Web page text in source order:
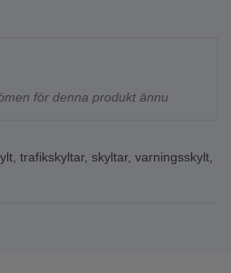
för denna produkt ännu
, trafikskyltar, skyltar, varningsskylt,